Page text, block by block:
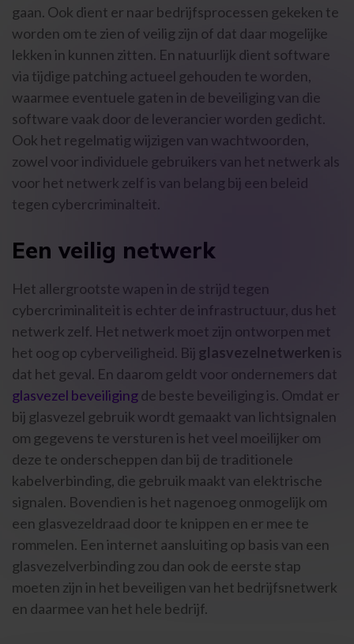
gaan. Ook dient er naar bedrijfsprocessen gekeken te
worden om te zien of veilig zijn of dat daar mogelijke
lekken in kunnen zitten. En natuurlijk dient software
via tijdige patching actueel gehouden te worden,
waarmee eventuele gaten in de beveiliging van die
software vaak door de leverancier worden gedicht.
Ook het regelmatig wijzigen van wachtwoorden,
zowel voor individuele gebruikers van het netwerk als
voor het netwerk zelf is van belang bij een beleid
tegen cybercriminalteit.
Een veilig netwerk
Het allergrootste wapen in de strijd tegen
cybercriminaliteit is echter de infrastructuur, dus het
netwerk zelf. Het netwerk moet zijn ontworpen met
het oog op cyberveiligheid. Bij glasvezelnetwerken is
dat het geval. En daarom geldt voor ondernemers dat
glasvezel beveiligingde beste beveiliging is. Omdat er
bij glasvezel gebruik wordt gemaakt van lichtsignalen
om gegevens te versturen is het veel moeilijker om
deze te onderscheppen dan bij de traditionele
kabelverbinding, die gebruik maakt van elektrische
signalen. Bovendien is het nagenoeg onmogelijk om
een glasvezeldraad door te knippen en er mee te
rommelen. Een internet aansluiting op basis van een
glasvezelverbinding zou dan ook de eerste stap
moeten zijn in het beveiligen van het bedrijfsnetwerk
en daarmee van het hele bedrijf.